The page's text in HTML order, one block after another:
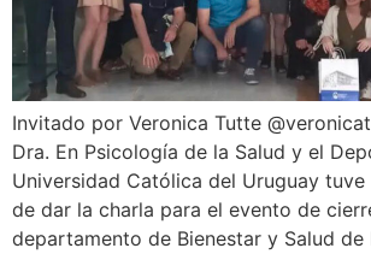
Invitado por Veronica Tutte
Dra. En Psicología de la Salud y el
Universidad Católica del Uruguay
de dar la charla para el evento de
departamento de Bienestar y Salud de